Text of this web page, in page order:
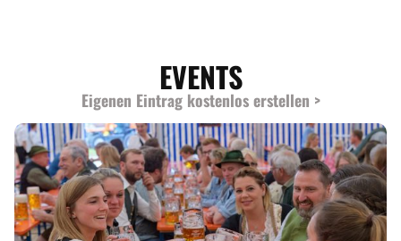
EVENTS
Eigenen Eintrag kostenlos erstellen >